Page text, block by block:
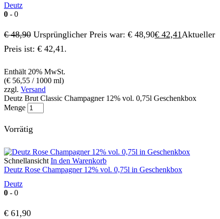
Deutz
0 - 0
€48,90 Ursprünglicher Preis war: € 48,90€ 42,41 Aktueller
Preis ist: € 42,41.
Enthält 20% MwSt.
(€ 56,55 / 1000 ml)
zzgl. Versand
Deutz Brut Classic Champagner 12% vol. 0,75l Geschenkbox
Menge
Vorrätig
Schnellansicht In den Warenkorb
Deutz Rose Champagner 12% vol. 0,75l in Geschenkbox
Deutz
0 - 0
€ 61,90